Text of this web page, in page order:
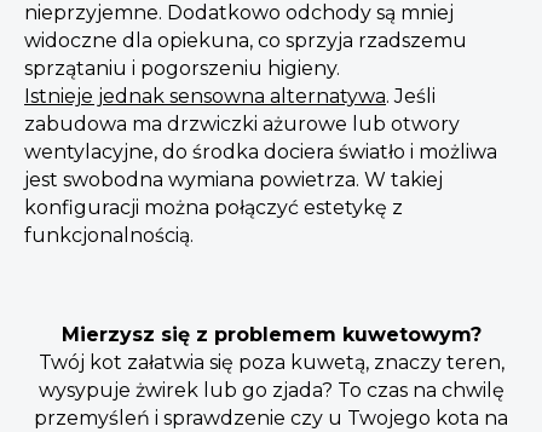
nieprzyjemne. Dodatkowo odchody są mniej
widoczne dla opiekuna, co sprzyja rzadszemu
sprzątaniu i pogorszeniu higieny.
Istnieje jednak sensowna alternatywa. Jeśli
zabudowa ma drzwiczki ażurowe lub otwory
wentylacyjne, do środka dociera światło i możliwa
jest swobodna wymiana powietrza. W takiej
konfiguracji można połączyć estetykę z
funkcjonalnością.
Mierzysz się z problemem kuwetowym?
Twój kot załatwia się poza kuwetą, znaczy teren,
wysypuje żwirek lub go zjada? To czas na chwilę
przemyśleń i sprawdzenie czy u Twojego kota na